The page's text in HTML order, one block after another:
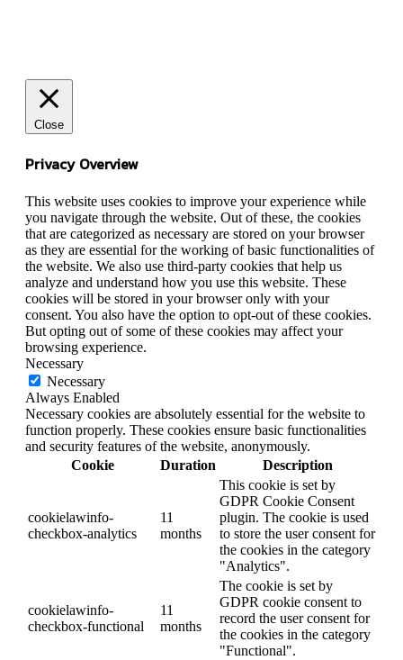
Close
Privacy Overview
This website uses cookies to improve your experience while
you navigate through the website. Out of these, the cookies
that are categorized as necessary are stored on your browser
as they are essential for the working of basic functionalities of
the website. We also use third-party cookies that help us
analyze and understand how you use this website. These
cookies will be stored in your browser only with your
consent. You also have the option to opt-out of these cookies.
But opting out of some of these cookies may affect your
browsing experience.
Necessary
Necessary
Always Enabled
Necessary cookies are absolutely essential for the website to
function properly. These cookies ensure basic functionalities
and security features of the website, anonymously.
Cookie
Duration Description
cookielawinfo-
checkbox-analytics
11
months
This cookie is set by
GDPR Cookie Consent
plugin. The cookie is used
to store the user consent for
the cookies in the category
"Analytics".
cookielawinfo-
checkbox-functional
11
months
The cookie is set by
GDPR cookie consent to
record the user consent for
the cookies in the category
"Functional".